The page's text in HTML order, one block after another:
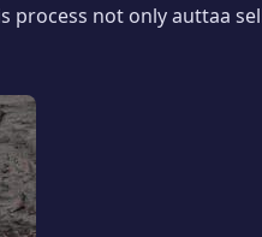
process not only auttaa